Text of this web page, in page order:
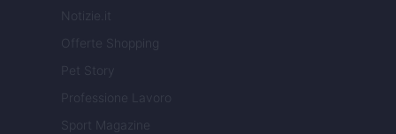
Notizie.it
Offerte Shopping
Pet Story
Professione Lavoro
Sport Magazine